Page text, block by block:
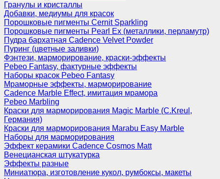
Гранулы и кристаллы
Добавки, медиумы для красок
Порошковые пигменты Cernit Sparkling
Порошковые пигменты Pearl Ex (металлики, перламутр)
Пудра бархатная Cadence Velvet Powder
Пуринг (цветные заливки)
Фэнтези, марморирование, краски-эффекты
Pebeo Fantasy, фактурные эффекты
Наборы красок Pebeo Fantasy
Мраморные эффекты, марморирование
Cadence Marble Effect, имитация мрамора
Pebeo Marbling
Краски для марморирования Magic Marble (C.Kreul,
Германия)
Краски для марморирования Marabu Easy Marble
Наборы для марморирования
Эффект керамики Cadence Cosmos Matt
Венецианская штукатурка
Эффекты разные
Миниатюра, изготовление кукол, румбоксы, макеты